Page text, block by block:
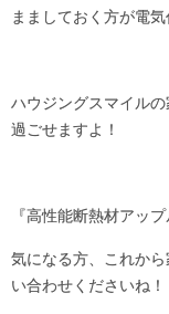
まましておく方が電気
ハウジングスマイル
過ごせますよ！
『高性能断熱材アッ
気になる方、これか
い合わせくださいね！